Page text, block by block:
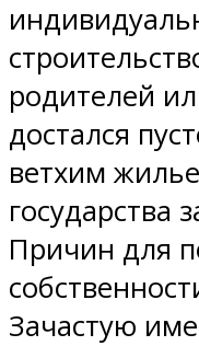
родителей
достался
ветхим
государства
Причин для
Зачастую